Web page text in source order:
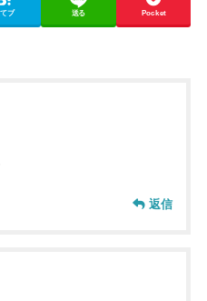
ブ 送る Pocket
返信